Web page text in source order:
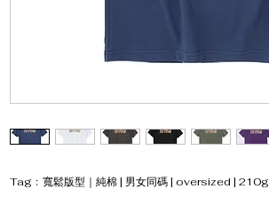
Tag﹕寬鬆版型｜純棉 | 男女同碼 | oversized | 210g